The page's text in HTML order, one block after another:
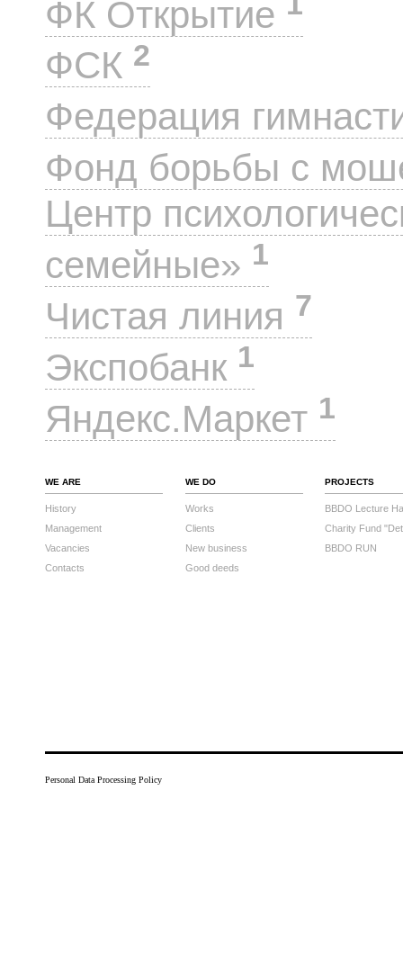
ФК Открытие
ФСК 2
Федерация
Фонд борьбы с
Центр
семейные» 1
Чистая линия 7
Экспобанк 1
Яндекс.Маркет 1
WE ARE
History
Management
Vacancies
Contacts
WE DO
Works
Clients
New business
Good deeds
PROJECTS
BBDO Lecture
Charity Fund
BBDO RUN
Personal Data Processing Policy